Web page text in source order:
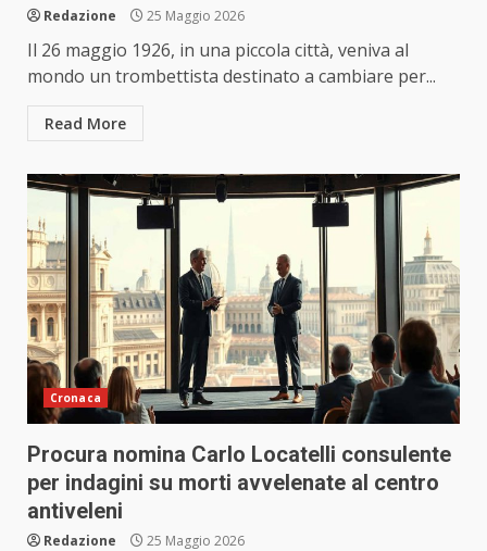
Redazione 25 Maggio 2026
Il 26 maggio 1926, in una piccola città, veniva al
mondo un trombettista destinato a cambiare per...
Read More
Cronaca
Procura nomina Carlo Locatelli consulente
per indagini su morti avvelenate al centro
antiveleni
Redazione 25 Maggio 2026